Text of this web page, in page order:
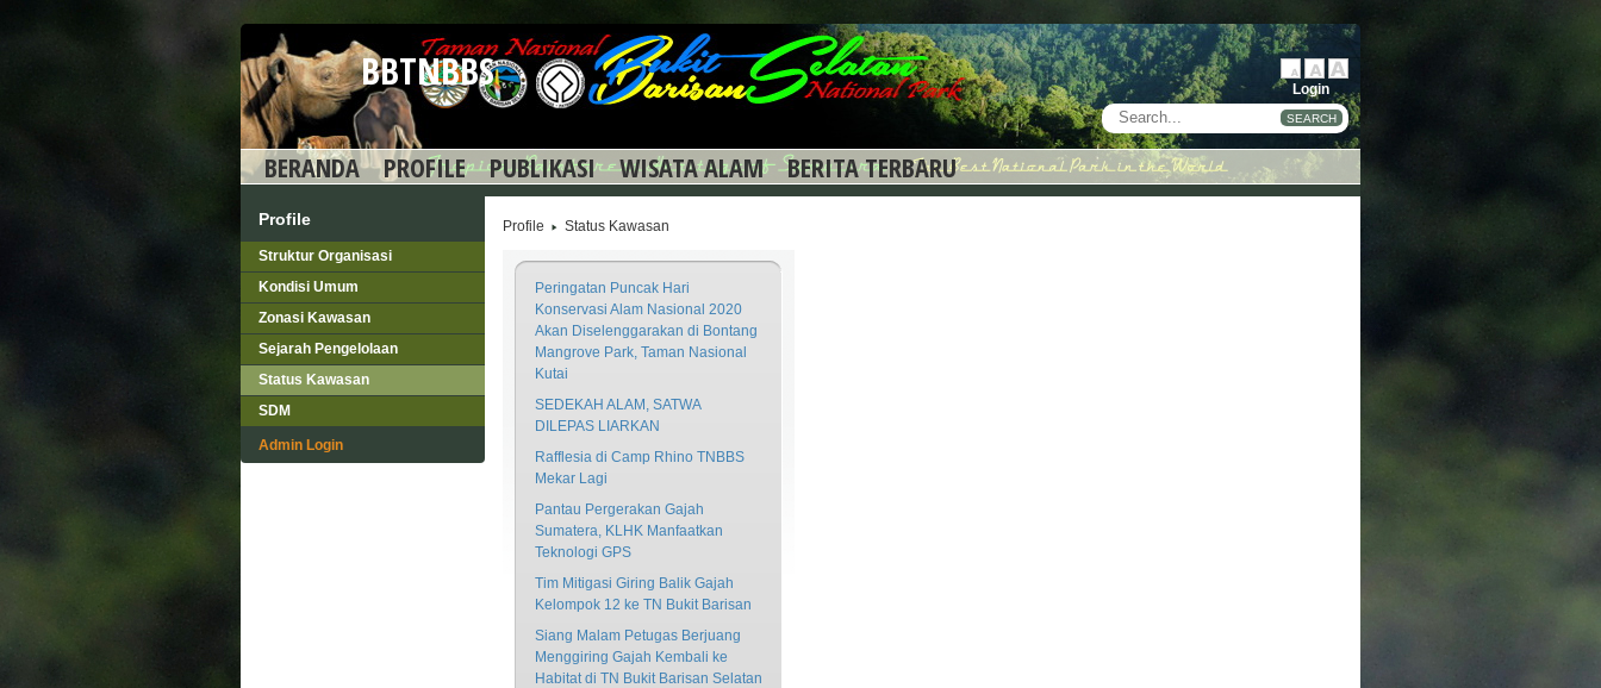
BBTNBBS Login
SEARCH
BERANDA PROFILE PUBLIKASI WISATA ALAM BERITA TERBARU
Profile
Struktur Organisasi
Kondisi Umum
Zonasi Kawasan
Sejarah Pengelolaan
Status Kawasan
SDM
Admin Login
Profile Status Kawasan
Peringatan Puncak Hari
Konservasi Alam Nasional 2020
Akan Diselenggarakan di Bontang
Mangrove Park, Taman Nasional
Kutai
SEDEKAH ALAM, SATWA
DILEPAS LIARKAN
Rafflesia di Camp Rhino TNBBS
Mekar Lagi
Pantau Pergerakan Gajah
Sumatera, KLHK Manfaatkan
Teknologi GPS
Tim Mitigasi Giring Balik Gajah
Kelompok 12 ke TN Bukit Barisan
Siang Malam Petugas Berjuang
Menggiring Gajah Kembali ke
Habitat di TN Bukit Barisan Selatan